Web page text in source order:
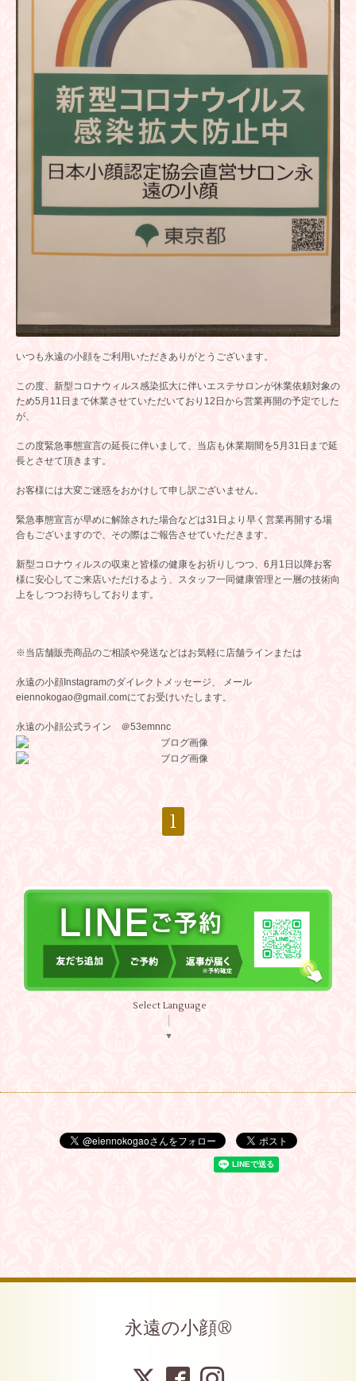
いつも永遠の小顔をご利用いただきありがとうございます。
この度、新型コロナウィルス感染拡大に伴いエステサロンが休業依頼対象の
ため5月11日まで休業させていただいており12日から営業再開の予定でした
が、
この度緊急事態宣言の延長に伴いまして、当店も休業期間を5月31日まで延
長とさせて頂きます。
お客様には大変ご迷惑をおかけして申し訳ございません。
緊急事態宣言が早めに解除された場合などは31日より早く営業再開する場
合もございますので、その際はご報告させていただきます。
新型コロナウィルスの収束と皆様の健康をお祈りしつつ、6月1日以降お客
様に安心してご来店いただけるよう、スタッフ一同健康管理と一層の技術向
上をしつつお待ちしております。
※当店舗販売商品のご相談や発送などはお気軽に店舗ラインまたは
永遠の小顔Instagramのダイレクトメッセージ、 メール
eiennokogao@gmail.comにてお受けいたします。
永遠の小顔公式ライン ＠53emnnc
1
Select Language
▼
永遠の小顔®︎